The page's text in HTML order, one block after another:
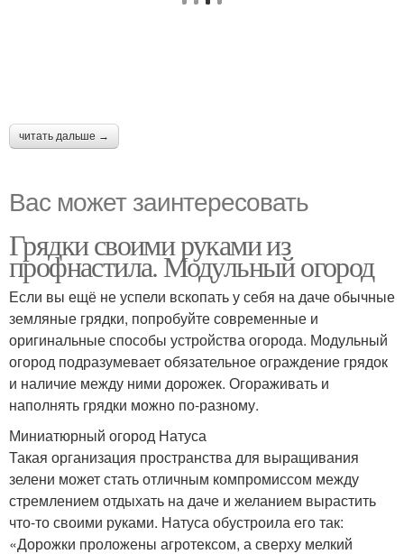
читать дальше →
Вас может заинтересовать
Грядки своими руками из
профнастила. Модульный огород
Если вы ещё не успели вскопать у себя на даче обычные
земляные грядки, попробуйте современные и
оригинальные способы устройства огорода. Модульный
огород подразумевает обязательное ограждение грядок
и наличие между ними дорожек. Огораживать и
наполнять грядки можно по-разному.
Миниатюрный огород Натуса
Такая организация пространства для выращивания
зелени может стать отличным компромиссом между
стремлением отдыхать на даче и желанием вырастить
что-то своими руками. Натуса обустроила его так:
«Дорожки проложены агротексом, а сверху мелкий